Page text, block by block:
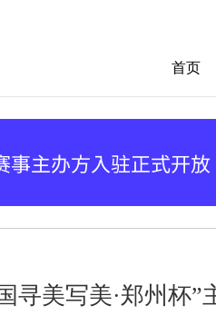
首页
寻美写美·郑州杯”